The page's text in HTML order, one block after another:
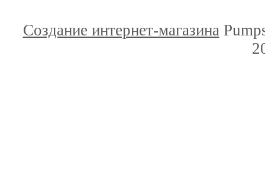
Создание интернет-магазина